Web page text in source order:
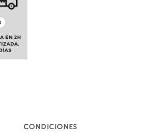
CONDICIONES